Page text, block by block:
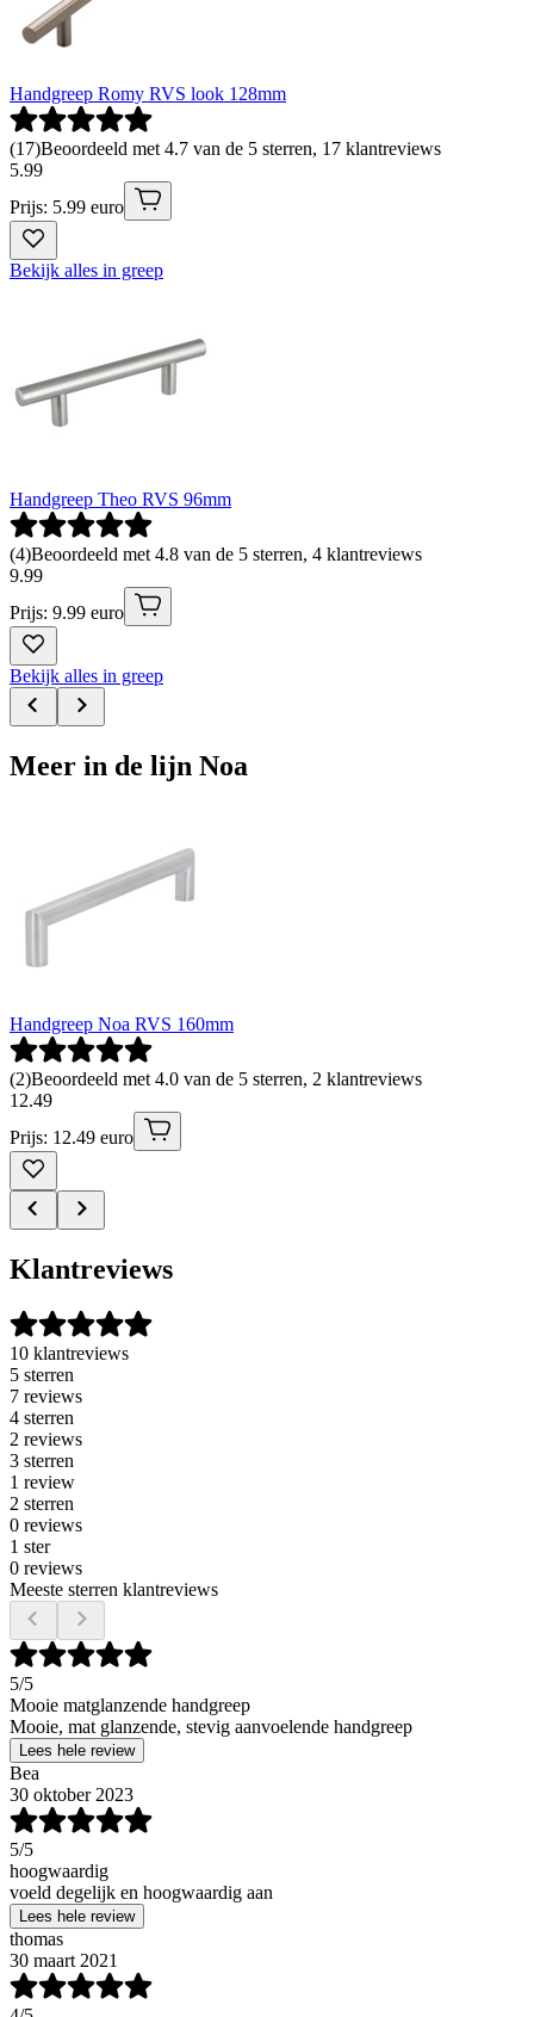
Handgreep Romy RVS look 128mm
(17)Beoordeeld met 4.7 van de 5 sterren, 17 klantreviews
5.99
Prijs: 5.99 euro
Bekijk alles in greep
Handgreep Theo RVS 96mm
(4)Beoordeeld met 4.8 van de 5 sterren, 4 klantreviews
9.99
Prijs: 9.99 euro
Bekijk alles in greep
Meer in de lijn Noa
Handgreep Noa RVS 160mm
(2)Beoordeeld met 4.0 van de 5 sterren, 2 klantreviews
12.49
Prijs: 12.49 euro
Klantreviews
10 klantreviews
5 sterren
7 reviews
4 sterren
2 reviews
3 sterren
1 review
2 sterren
0 reviews
1 ster
0 reviews
Meeste sterren klantreviews
5/5
Mooie matglanzende handgreep
Mooie, mat glanzende, stevig aanvoelende handgreep
Lees hele review
Bea
30 oktober 2023
5/5
hoogwaardig
voeld degelijk en hoogwaardig aan
Lees hele review
thomas
30 maart 2021